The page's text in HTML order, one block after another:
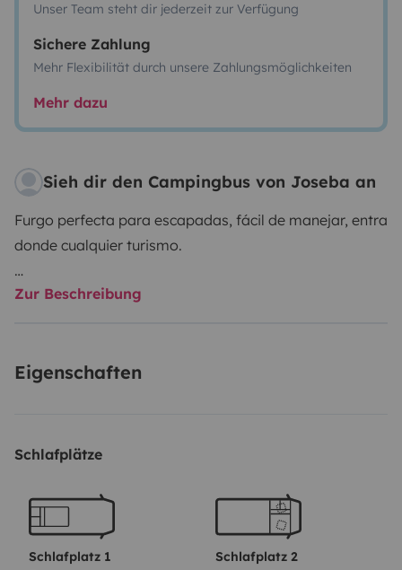
Unser Team steht dir jederzeit zur Verfügung
Sichere Zahlung
Mehr Flexibilität durch unsere Zahlungsmöglichkeiten
Mehr dazu
Sieh dir den Campingbus von Joseba an
Furgo perfecta para escapadas, fácil de manejar, entra
donde cualquier turismo.
Asiento cama propio de multivan 140x190, cama para
para tener todo a mano, asientos individuales
Motor 1,9 TDI de 105cv bajo consumo.
Zur Beschreibung
Eigenschaften
Schlafplätze
Schlafplatz 1
Schlafplatz 2